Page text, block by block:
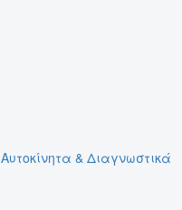
Αυτοκίνητα & Διαγνωστικά